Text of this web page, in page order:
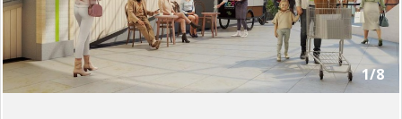
Registreren
Login
1/8